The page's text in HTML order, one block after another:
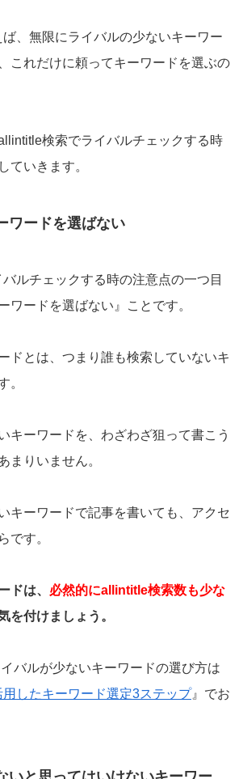
、無限にライバルの少ないキーワー
これだけに頼ってキーワードを選ぶの
検索でライバルチェックする時
ていきます。
ワードを選ばない
ルチェックする時の注意点の一つ目
ワードを選ばない』ことです。
ドとは、つまり誰も検索していないキ
。
キーワードを、わざわざ狙って書こう
まりいません。
キーワードで記事を書いても、アクセ
です。
ドは、 必然的にallintitle検索数も少な
を付けましょう。
バルが少ないキーワードの選び方は
したキーワード選定3ステップ』でお